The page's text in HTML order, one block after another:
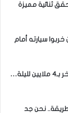
ثنائية مميزة
سيارته أمام
زياش يتقاضى 200 مليون شهريا ويقيم بجناح فاخر بـ4 ملايين لليلة…
نحن جد